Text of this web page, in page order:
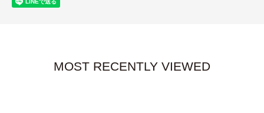
MOST RECENTLY VIEWED